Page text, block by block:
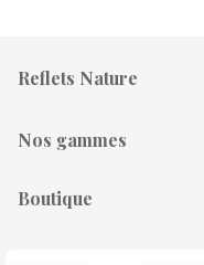
Reflets Nature
Nos gammes
Boutique